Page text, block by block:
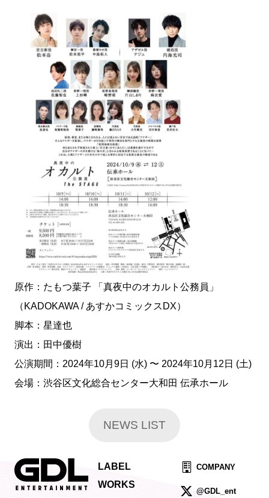
原作：たもつ葉子 「真夜中のオカルト公務員」
（KADOKAWA / あすかコミックスDX）
脚本：星達也
演出：田中優樹
公演期間：2024年10月9日 (水) 〜 2024年10月12日 (土)
会場：渋谷区文化総合センター大和田 伝承ホール
NEWS LIST
LABEL
WORKS
COMPANY
@GDL_ent